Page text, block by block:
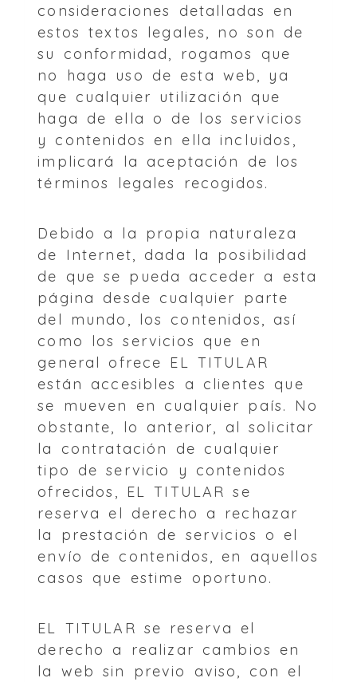
consideraciones detalladas en
estos textos legales, no son de
su conformidad, rogamos que
no haga uso de esta web, ya
que cualquier utilización que
haga de ella o de los servicios
y contenidos en ella incluidos,
implicará la aceptación de los
términos legales recogidos.
Debido a la propia naturaleza
de Internet, dada la posibilidad
de que se pueda acceder a esta
página desde cualquier parte
del mundo, los contenidos, así
como los servicios que en
general ofrece EL TITULAR
están accesibles a clientes que
se mueven en cualquier país. No
obstante, lo anterior, al solicitar
la contratación de cualquier
tipo de servicio y contenidos
ofrecidos, EL TITULAR se
reserva el derecho a rechazar
la prestación de servicios o el
envío de contenidos, en aquellos
casos que estime oportuno.
EL TITULAR se reserva el
derecho a realizar cambios en
la web sin previo aviso, con el